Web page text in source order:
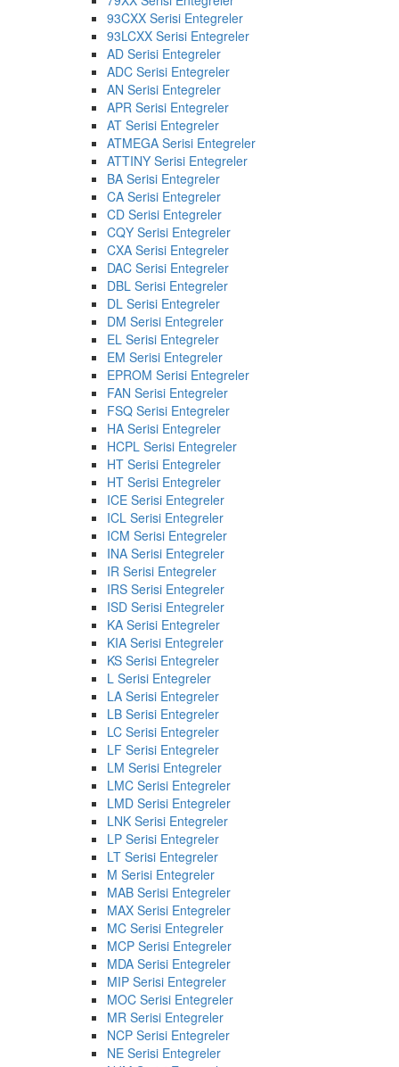
93CXX Serisi Entegreler
93LCXX Serisi Entegreler
AD Serisi Entegreler
ADC Serisi Entegreler
AN Serisi Entegreler
APR Serisi Entegreler
AT Serisi Entegreler
ATMEGA Serisi Entegreler
ATTINY Serisi Entegreler
BA Serisi Entegreler
CA Serisi Entegreler
CD Serisi Entegreler
CQY Serisi Entegreler
CXA Serisi Entegreler
DAC Serisi Entegreler
DBL Serisi Entegreler
DL Serisi Entegreler
DM Serisi Entegreler
EL Serisi Entegreler
EM Serisi Entegreler
EPROM Serisi Entegreler
FAN Serisi Entegreler
FSQ Serisi Entegreler
HA Serisi Entegreler
HCPL Serisi Entegreler
HT Serisi Entegreler
HT Serisi Entegreler
ICE Serisi Entegreler
ICL Serisi Entegreler
ICM Serisi Entegreler
INA Serisi Entegreler
IR Serisi Entegreler
IRS Serisi Entegreler
ISD Serisi Entegreler
KA Serisi Entegreler
KIA Serisi Entegreler
KS Serisi Entegreler
L Serisi Entegreler
LA Serisi Entegreler
LB Serisi Entegreler
LC Serisi Entegreler
LF Serisi Entegreler
LM Serisi Entegreler
LMC Serisi Entegreler
LMD Serisi Entegreler
LNK Serisi Entegreler
LP Serisi Entegreler
LT Serisi Entegreler
M Serisi Entegreler
MAB Serisi Entegreler
MAX Serisi Entegreler
MC Serisi Entegreler
MCP Serisi Entegreler
MDA Serisi Entegreler
MIP Serisi Entegreler
MOC Serisi Entegreler
MR Serisi Entegreler
NCP Serisi Entegreler
NE Serisi Entegreler